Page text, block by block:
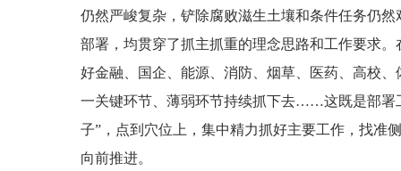
仍然严峻复杂，铲除腐败滋生土壤和条件任务仍
部署，均贯穿了抓主抓重的理念思路和工作要求
好金融、国企、能源、消防、烟草、医药、高校
一关键环节、薄弱环节持续抓下去……这既是部署
子”，点到穴位上，集中精力抓好主要工作，找准
向前推进。